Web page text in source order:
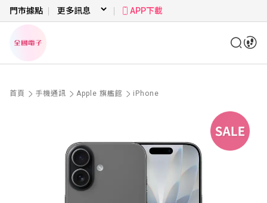
門市據點 APP下載
首頁 手機通訊 Apple 旗艦館 iPhone